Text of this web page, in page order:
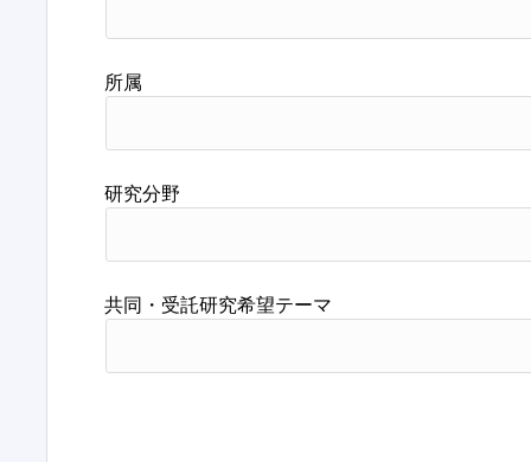
所属
研究分野
共同・受託研究希望テーマ